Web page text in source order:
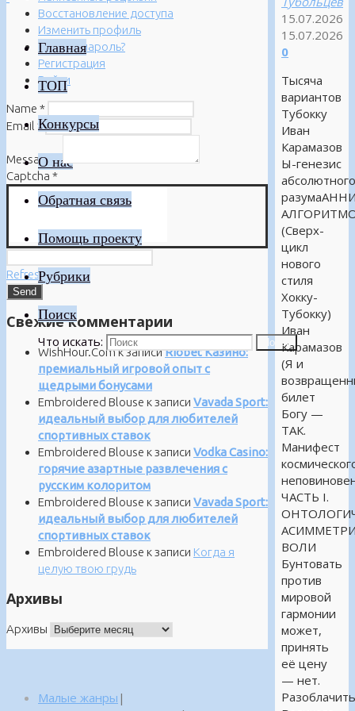
Главная
ТОП
Конкурсы
О нас
Обратная связь
Помощь проекту
Рубрики
Поиск
Что искать: Поиск
15.07.2026
15.07.2026
0
Тысяча
вариантов
Тубокку
Иван
Карамазов
Ы-генезис
(Сверх-
цикл
нового
стиля
Хокку-
Тубокку)
Иван
Карамазов
(Я и
билет
Богу —
ТАК.
Манифест
ЧАСТЬ I.
ВОЛИ
Бунтовать
против
мировой
гармонии
может,
принять
её цену
— нет.
Восстановление доступа
Изменить профиль
Забыли пароль?
Регистрация
Войти
Name *
Email *
Message*
Captcha *
Refresh
Свежие комментарии
WishHour.Comк записиRiobet Казино:
премиальный игровой опыт с
щедрыми бонусами
Embroidered Blouse к записи Vavada Sport:
идеальный выбор для любителей
спортивных ставок
Embroidered Blouse к записи Vodka Casino:
горячие азартные развлечения с
русским колоритом
Embroidered Blouse к записи Vavada Sport:
идеальный выбор для любителей
спортивных ставок
Embroidered Blouse к записи Когда я
целую твою грудь
Архивы
Архивы
Малые жанры |